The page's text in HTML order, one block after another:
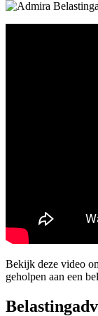
Bekijk deze video
geholpen aan een